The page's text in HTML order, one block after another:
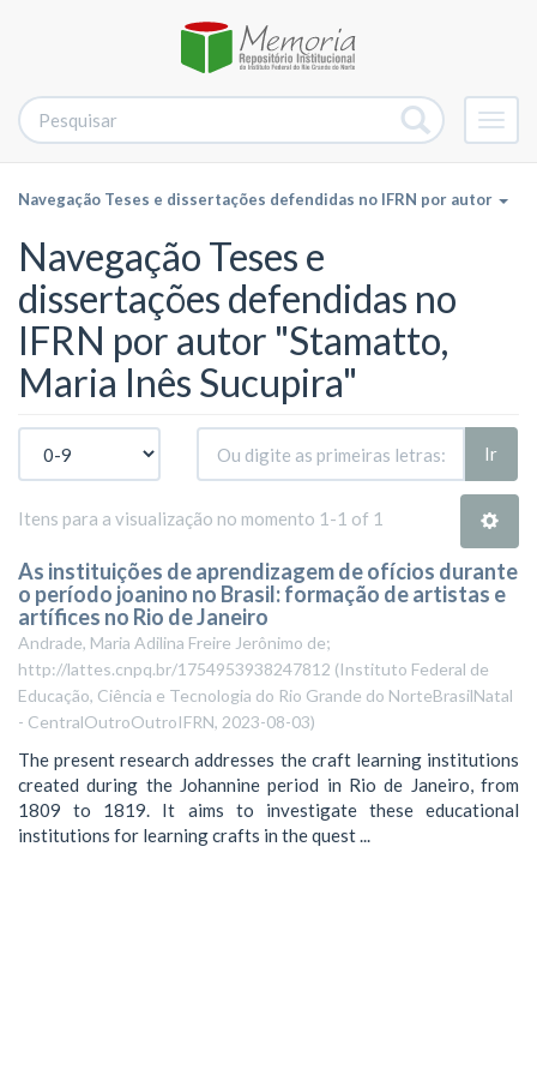
Navegação Teses e dissertações defendidas no IFRN por autor
Navegação Teses e
dissertações defendidas no
IFRN por autor "Stamatto,
Maria Inês Sucupira"
Ir
Itens para a visualização no momento 1-1 of 1
As instituições de aprendizagem de ofícios durante
o período joanino no Brasil: formação de artistas e
artífices no Rio de Janeiro
Andrade, Maria Adilina Freire Jerônimo de;
http://lattes.cnpq.br/1754953938247812 (Instituto Federal de
Educação, Ciência e Tecnologia do Rio Grande do NorteBrasilNatal
- CentralOutroOutroIFRN, 2023-08-03)
The present research addresses the craft learning institutions
created during the Johannine period in Rio de Janeiro, from
1809 to 1819. It aims to investigate these educational
institutions for learning crafts in the quest ...